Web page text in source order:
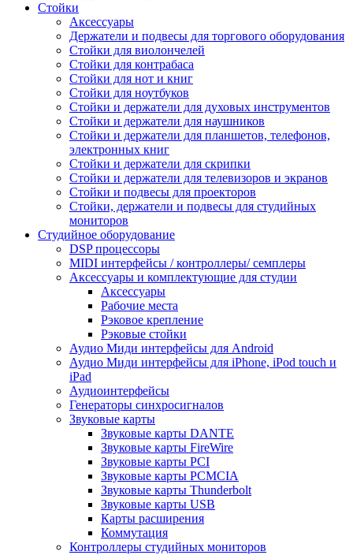
Стойки
Аксессуары
Держатели и подвесы для торгового оборудования
Стойки для виолончелей
Стойки для контрабаса
Стойки для нот и книг
Стойки для ноутбуков
Стойки и держатели для духовых инструментов
Стойки и держатели для наушников
Стойки и держатели для планшетов, телефонов,
электронных книг
Стойки и держатели для скрипки
Стойки и держатели для телевизоров и экранов
Стойки и подвесы для проекторов
Стойки, держатели и подвесы для студийных
мониторов
Студийное оборудование
DSP процессоры
MIDI интерфейсы / контроллеры/ семплеры
Аксессуары и комплектующие для студии
Аксессуары
Рабочие места
Рэковое крепление
Рэковые стойки
Аудио Миди интерфейсы для Android
Аудио Миди интерфейсы для iPhone, iPod touch и
iPad
Аудиоинтерфейсы
Генераторы синхросигналов
Звуковые карты
Звуковые карты DANTE
Звуковые карты FireWire
Звуковые карты PCI
Звуковые карты PCMCIA
Звуковые карты Thunderbolt
Звуковые карты USB
Карты расширения
Коммутация
Контроллеры студийных мониторов